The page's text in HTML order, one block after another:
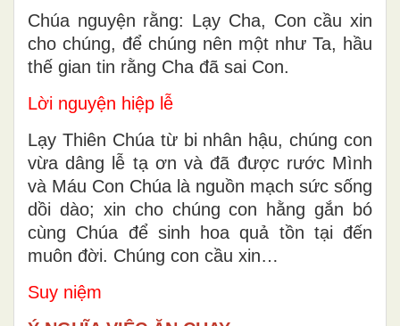
Chúa nguyện rằng: Lạy Cha, Con cầu xin
cho chúng, để chúng nên một như Ta, hầu
thế gian tin rằng Cha đã sai Con.
Lời nguyện hiệp lễ
Lạy Thiên Chúa từ bi nhân hậu, chúng con
vừa dâng lễ tạ ơn và đã được rước Mình
và Máu Con Chúa là nguồn mạch sức sống
dồi dào; xin cho chúng con hằng gắn bó
cùng Chúa để sinh hoa quả tồn tại đến
muôn đời. Chúng con cầu xin…
Suy niệm